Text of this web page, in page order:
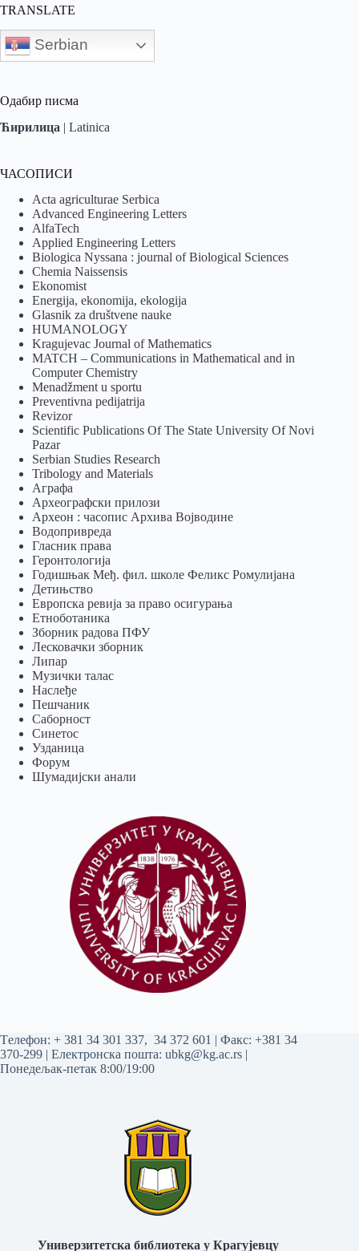
TRANSLATE
Serbian
Одабир писма
Ћирилица | Latinica
ЧАСОПИСИ
Acta agriculturae Serbica
Advanced Engineering Letters
AlfaTech
Applied Engineering Letters
Biologica Nyssana : journal of Biological Sciences
Chemia Naissensis
Ekonomist
Energija, ekonomija, ekologija
Glasnik za društvene nauke
HUMANOLOGY
Kragujevac Journal of Mathematics
MATCH – Communications in Mathematical and in
Computer Chemistry
Menadžment u sportu
Preventivna pedijatrija
Revizor
Scientific Publications Of The State University Of Novi
Pazar
Serbian Studies Research
Tribology and Materials
Аграфа
Археографски прилози
Археон : часопис Архива Војводине
Водопривреда
Гласник права
Геронтологија
Годишњак Међ. фил. школе Феликс Ромулијана
Детињство
Европска ревија за право осигурања
Eтноботаника
Зборник радова ПФУ
Лесковачки зборник
Липар
Музички талас
Наслеђе
Пешчаник
Саборност
Синетос
Узданица
Форум
Шумадијски анали
Tелефон: + 381 34 301 337, 34 372 601 | Факс: +381 34
370-299 | Електронска пошта: ubkg@kg.ac.rs |
Понедељак-петак 8:00/19:00
Универзитетска библиотека у Крагујевцу